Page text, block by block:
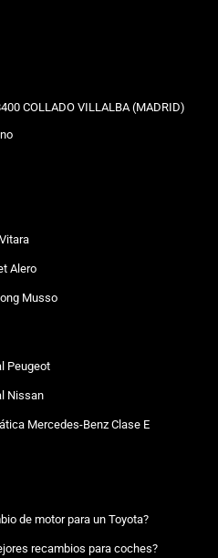
COLLADO VILLALBA (MADRID)
Alero
Musso
Peugeot
Nissan
Mercedes-Benz Clase E
de motor para un Toyota?
recambios para coches?